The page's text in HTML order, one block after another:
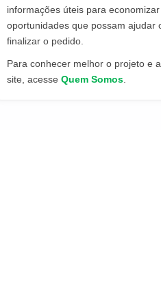
informações úteis para
oportunidades que possam ajudar
finalizar o pedido.
Para conhecer melhor o projeto e
site, acesse Quem Somos